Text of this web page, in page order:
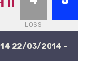
LOSS
22/03/2014 -